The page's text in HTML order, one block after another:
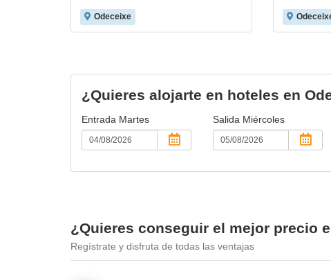
Odeceixe
¿Quieres alojarte en hoteles en
Entrada Martes Salida Miércoles
¿Quieres conseguir el mejor precio
Regístrate y disfruta de todas las ventajas